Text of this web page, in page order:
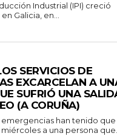
Industrial (IPI) creció
Galicia, en...
SERVICIOS DE
EXCARCELAN A
SUFRIÓ UNA
(A CORUÑA)
emergencias han tenido que
a una persona